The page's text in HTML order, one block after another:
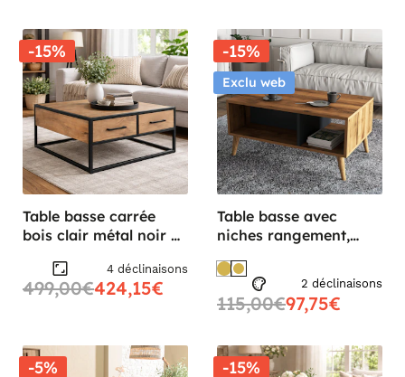
-15%
Table basse carrée
bois clair métal noir 4
4 déclinaisons
499,00€424,15€
-15%
Exclu web
Table basse avec
niches rangement,
MARFA
2 déclinaisons
115,00€97,75€
-5% -15%